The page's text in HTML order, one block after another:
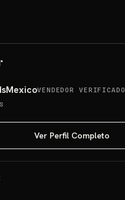
VENDEDOR VERIFICADO
Ver Perfil Completo